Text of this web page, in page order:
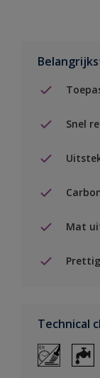
Snel
Mat
Technical